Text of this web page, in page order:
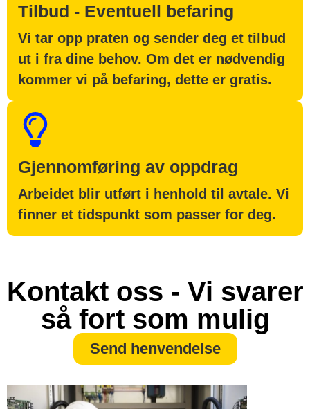
Tilbud - Eventuell befaring
Vi tar opp praten og sender deg et tilbud
ut i fra dine behov. Om det er nødvendig
kommer vi på befaring, dette er gratis.
Gjennomføring av oppdrag
Arbeidet blir utført i henhold til avtale. Vi
finner et tidspunkt som passer for deg.
Kontakt oss - Vi svarer
så fort som mulig
Send henvendelse